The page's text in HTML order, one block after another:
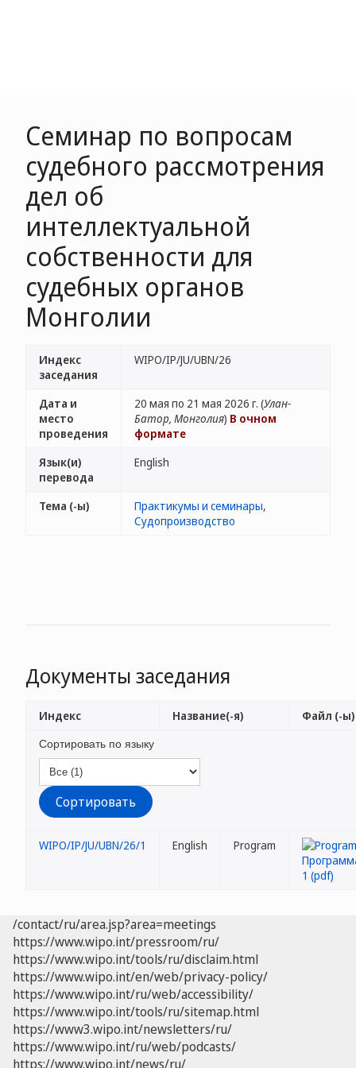
Семинар по вопросам
судебного рассмотрения
дел об
интеллектуальной
собственности для
судебных органов
Монголии
Индекс
заседания
WIPO/IP/JU/UBN/26
Дата и
место
проведения
20 мая по 21 мая 2026 г. (Улан-
Батор, Монголия) В очном
формате
Язык(и)
перевода
English
Тема (-ы) Практикумы и семинары,
Судопроизводство
Документы заседания
Сортировать по языку
Индекс Название(-я) Файл (-ы)
WIPO/IP/JU/UBN/26/1 English Program
/contact/ru/area.jsp?area=meetings
https://www.wipo.int/pressroom/ru/
https://www.wipo.int/tools/ru/disclaim.html
https://www.wipo.int/en/web/privacy-policy/
https://www.wipo.int/ru/web/accessibility/
https://www.wipo.int/tools/ru/sitemap.html
https://www3.wipo.int/newsletters/ru/
https://www.wipo.int/ru/web/podcasts/
https://www.wipo.int/news/ru/